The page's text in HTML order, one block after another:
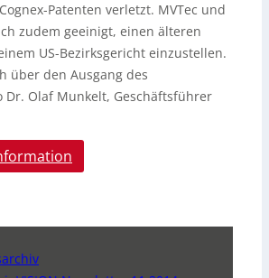
Patenten verletzt. MVTec und
zudem geeinigt, einen älteren
US-Bezirksgericht einzustellen.
über den Ausgang des
Dr. Olaf Munkelt, Geschäftsführer